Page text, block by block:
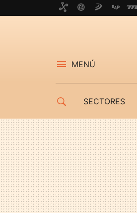
MENÚ
SECTORES